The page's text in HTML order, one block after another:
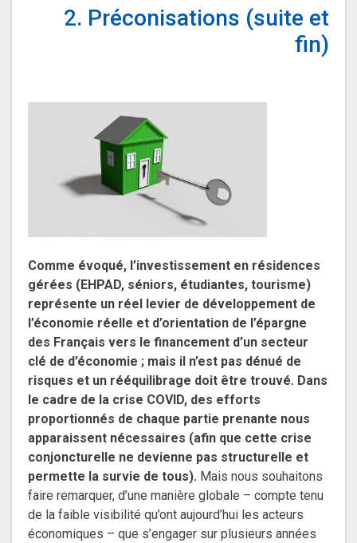
2. Préconisations (suite et
fin)
Comme évoqué, l’investissement en résidences
gérées (EHPAD, séniors, étudiantes, tourisme)
représente un réel levier de développement de
l’économie réelle et d’orientation de l’épargne
des Français vers le financement d’un secteur
clé de d’économie ; mais il n’est pas dénué de
risques et un rééquilibrage doit être trouvé. Dans
le cadre de la crise COVID, des efforts
proportionnés de chaque partie prenante nous
apparaissent nécessaires (afin que cette crise
conjoncturelle ne devienne pas structurelle et
permette la survie de tous). Mais nous souhaitons
faire remarquer, d’une manière globale – compte tenu
de la faible visibilité qu’ont aujourd’hui les acteurs
économiques – que s’engager sur plusieurs années